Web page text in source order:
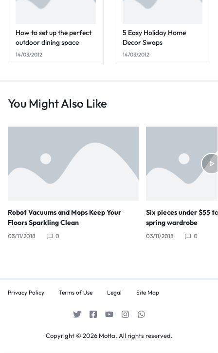
How to set up the perfect
outdoor dining space
14/03/2012
5 Easy Holiday Home
Decor Swaps
14/03/2012
You Might Also Like
Robot Vacuums and Mops Keep Your
Floors Sparkling Clean
03/11/2018 0
Six pieces under $55
spring wardrobe
03/11/2018 0
Privacy Policy Terms of Use Legal Site Map
Copyright © 2026 Motta, All rights reserved.